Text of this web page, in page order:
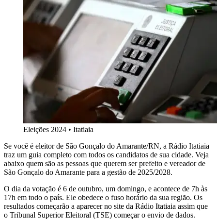
Eleições 2024 • Itatiaia
Se você é eleitor de São Gonçalo do Amarante/RN, a Rádio Itatiaia
traz um guia completo com todos os candidatos de sua cidade. Veja
abaixo quem são as pessoas que querem ser prefeito e vereador de
São Gonçalo do Amarante para a gestão de 2025/2028.
O dia da votação é 6 de outubro, um domingo, e acontece de 7h às
17h em todo o país. Ele obedece o fuso horário da sua região. Os
resultados começarão a aparecer no site da Rádio Itatiaia assim que
o Tribunal Superior Eleitoral (TSE) começar o envio de dados.